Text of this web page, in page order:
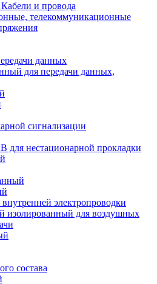
Кабели и провода
телекоммуникационные
данных
для передачи данных,
сигнализации
для нестационарной прокладки
электропроводки
изолированный для воздушных
состава